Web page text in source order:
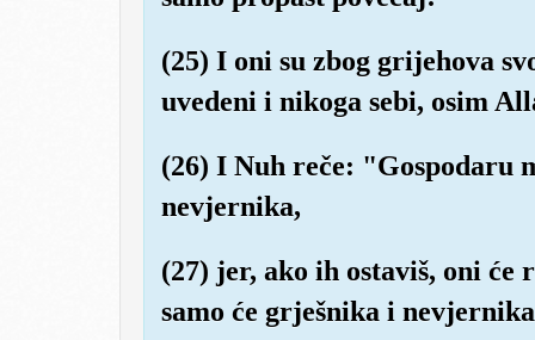
(25) I oni su zbog grijehova
uvedeni i nikoga sebi, osim
(26) I Nuh reče: "Gospodaru
nevjernika,
(27) jer, ako ih ostaviš, oni
samo će grješnika i